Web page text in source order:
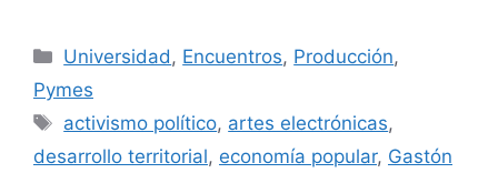
Universidad , Encuentros, Producción,
Pymes
activismo político, artes electrónicas,
desarrollo territorial, economía popular, Gastón